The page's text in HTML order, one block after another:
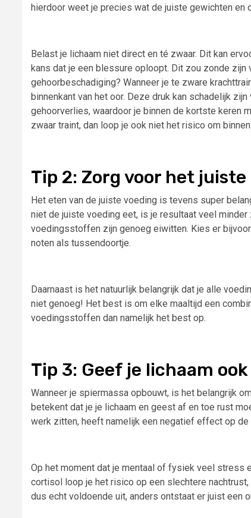
hierdoor weet je precies wat de juiste gewichten en
Belast je lichaam niet direct en té zwaar. Dit kan
kans dat je een blessure oploopt. Dit zou zonde
gehoorbeschadiging? Wanneer je te zware
binnenkant van het oor. Deze druk kan schadelijk
gehoorverlies, waardoor je binnen de kortste keren
zwaar traint, dan loop je ook niet het risico om
Tip 2: Zorg voor het juiste
Het eten van de juiste voeding is tevens super
niet de juiste voeding eet, is je resultaat veel
voedingsstoffen zijn genoeg eiwitten. Kies er
noten als tussendoortje.
Daarnaast is het natuurlijk belangrijk dat je alle
niet genoeg! Het best is om elke maaltijd een
voedingsstoffen dan namelijk het best op.
Tip 3: Geef je lichaam
Wanneer je spiermassa opbouwt, is het belangrijk
betekent dat je je lichaam en geest af en toe rust
werk zitten, heeft namelijk een negatief effect op de
Op het moment dat je mentaal of fysiek veel stress
cortisol loop je het risico op een slechtere
dus echt voldoende uit, anders ontstaat er juist een